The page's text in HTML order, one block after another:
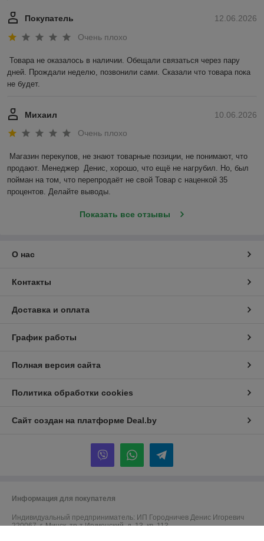
12.06.2026
Покупатель
Очень плохо
Товара не оказалось в наличии. Обещали связаться через пару
дней. Прождали неделю, позвонили сами. Сказали что товара пока
не будет.
10.06.2026
Михаил
Очень плохо
Магазин перекупов, не знают товарные позиции, не понимают, что
продают. Менеджер  Денис, хорошо, что ещё не нагрубил. Но, был
пойман на том, что перепродаёт не свой Товар с наценкой 35
процентов. Делайте выводы.
Показать все отзывы
О нас
Контакты
Доставка и оплата
График работы
Полная версия сайта
Политика обработки cookies
Сайт создан на платформе Deal.by
Информация для покупателя
Индивидуальный предприниматель: ИП Городничев Денис Игоревич
220067, г. Минск, тр-т Игуменский, д. 13, кв. 113